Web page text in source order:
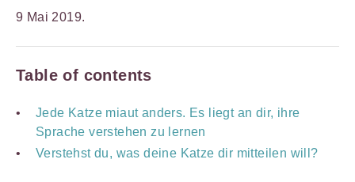
9 Mai 2019.
Table of contents
Jede Katze miaut anders. Es liegt an dir, ihre
Sprache verstehen zu lernen
Verstehst du, was deine Katze dir mitteilen will?